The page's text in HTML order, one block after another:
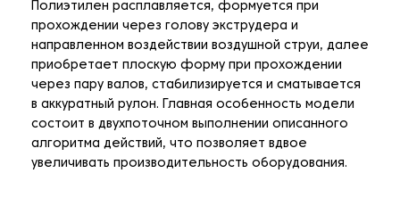
Полиэтилен расплавляется, формуется при
прохождении через голову экструдера и
направленном воздействии воздушной струи, далее
приобретает плоскую форму при прохождении
через пару валов, стабилизируется и сматывается
в аккуратный рулон. Главная особенность модели
состоит в двухпоточном выполнении описанного
алгоритма действий, что позволяет вдвое
увеличивать производительность оборудования.